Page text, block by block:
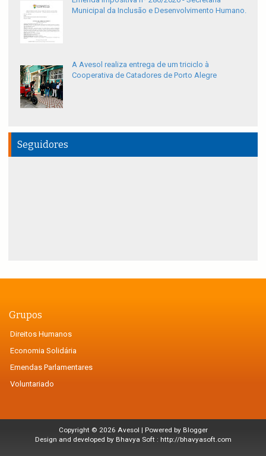
Municipal da Inclusão e Desenvolvimento Humano.
A Avesol realiza entrega de um triciclo à
Cooperativa de Catadores de Porto Alegre
Seguidores
Grupos
Direitos Humanos
Economia Solidária
Emendas Parlamentares
Voluntariado
Copyright © 2026 Avesol | Powered by Blogger
Design and developed by Bhavya Soft : http://bhavyasoft.com